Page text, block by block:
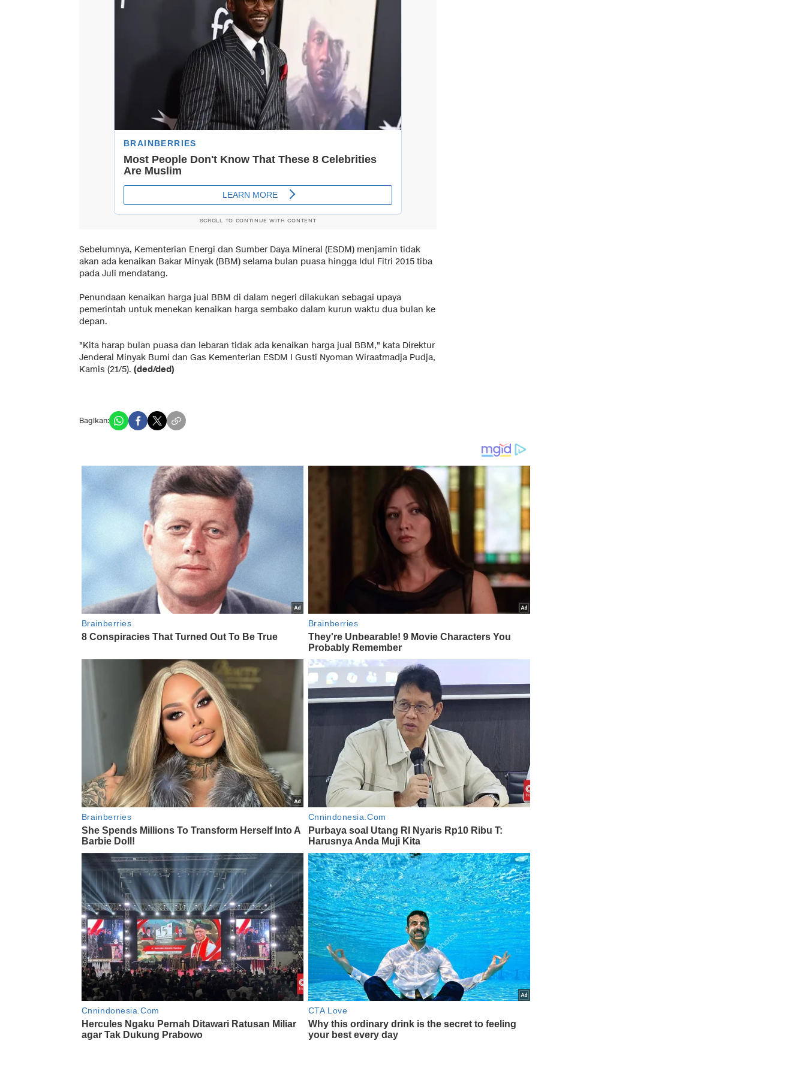
SCROLL TO CONTINUE WITH CONTENT
Sebelumnya, Kementerian Energi dan Sumber Daya Mineral (ESDM) menjamin tidak
akan ada kenaikan Bakar Minyak (BBM) selama bulan puasa hingga Idul Fitri 2015 tiba
pada Juli mendatang.
Penundaan kenaikan harga jual BBM di dalam negeri dilakukan sebagai upaya
pemerintah untuk menekan kenaikan harga sembako dalam kurun waktu dua bulan ke
depan.
"Kita harap bulan puasa dan lebaran tidak ada kenaikan harga jual BBM," kata Direktur
Jenderal Minyak Bumi dan Gas Kementerian ESDM I Gusti Nyoman Wiraatmadja Pudja,
Kamis (21/5). (ded/ded)
Bagikan: